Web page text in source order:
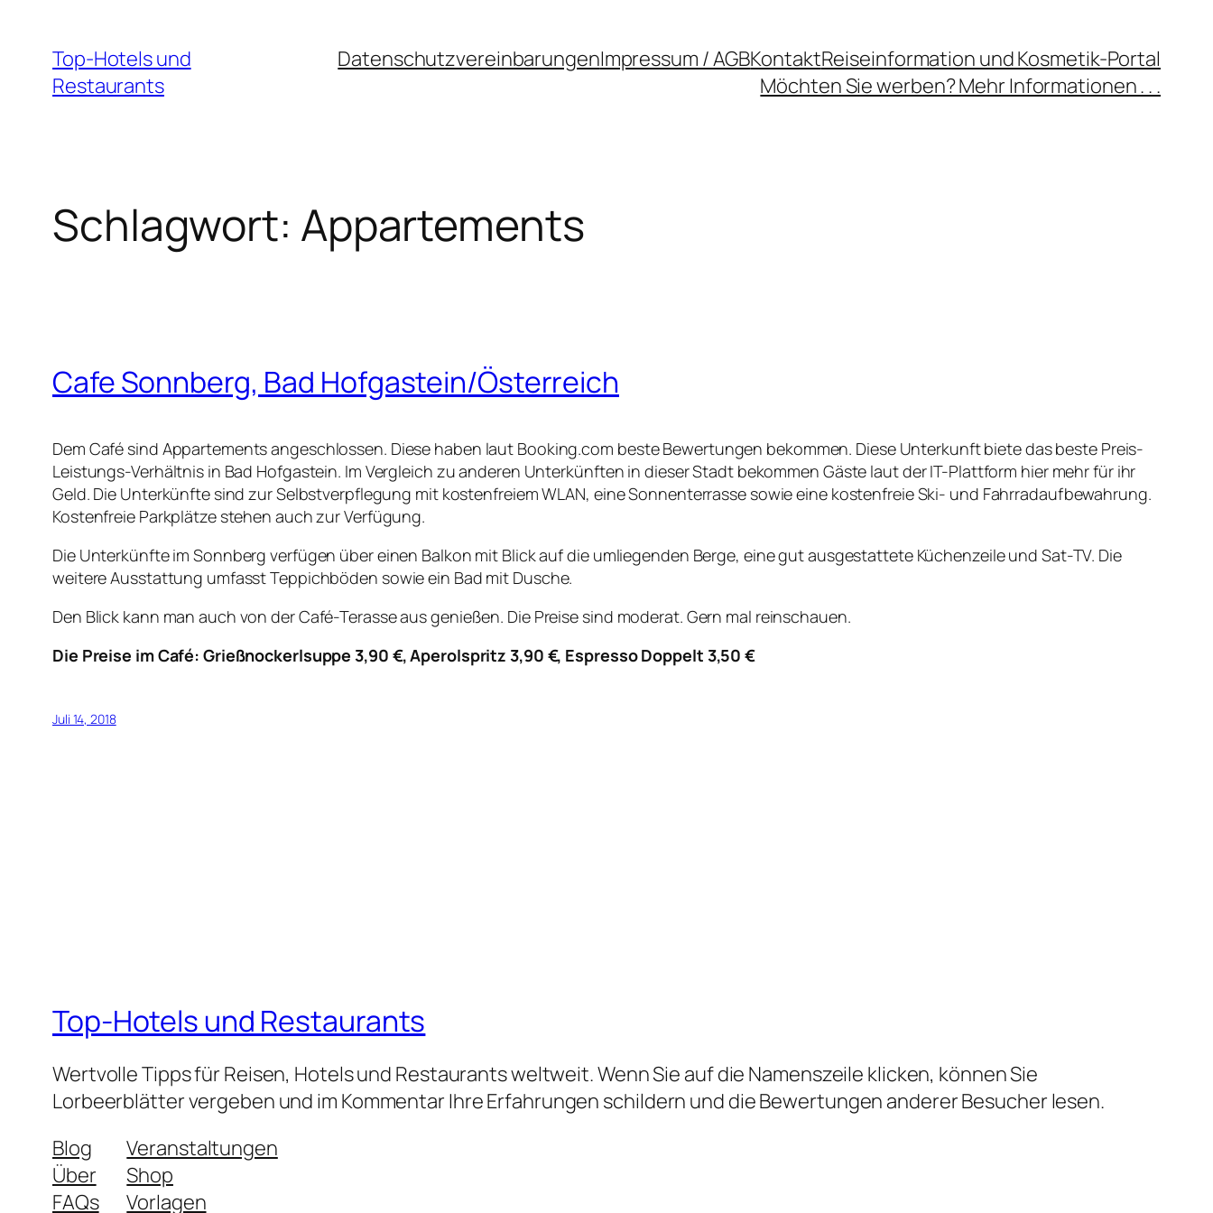
Inhalt
springen
Top-Hotels und
Restaurants
DatenschutzvereinbarungenImpressum / AGBKontaktReiseinformation und Kosmetik-Portal
Möchten Sie werben? Mehr Informationen . . .
Schlagwort: Appartements
Cafe Sonnberg, Bad Hofgastein/Österreich
Dem Café sind Appartements angeschlossen. Diese haben laut Booking.com beste Bewertungen bekommen. Diese Unterkunft biete das beste Preis-
Leistungs-Verhältnis in Bad Hofgastein. Im Vergleich zu anderen Unterkünften in dieser Stadt bekommen Gäste laut der IT-Plattform hier mehr für ihr
Geld. Die Unterkünfte sind zur Selbstverpflegung mit kostenfreiem WLAN, eine Sonnenterrasse sowie eine kostenfreie Ski- und Fahrradaufbewahrung.
Kostenfreie Parkplätze stehen auch zur Verfügung.
Die Unterkünfte im Sonnberg verfügen über einen Balkon mit Blick auf die umliegenden Berge, eine gut ausgestattete Küchenzeile und Sat-TV. Die
weitere Ausstattung umfasst Teppichböden sowie ein Bad mit Dusche.
Den Blick kann man auch von der Café-Terasse aus genießen. Die Preise sind moderat. Gern mal reinschauen.
Die Preise im Café: Grießnockerlsuppe 3,90 €, Aperolspritz 3,90 €, Espresso Doppelt 3,50 €
Juli 14, 2018
Top-Hotels und Restaurants
Wertvolle Tipps für Reisen, Hotels und Restaurants weltweit. Wenn Sie auf die Namenszeile klicken, können Sie
Lorbeerblätter vergeben und im Kommentar Ihre Erfahrungen schildern und die Bewertungen anderer Besucher lesen.
Blog
Über
FAQs
Veranstaltungen
Shop
Vorlagen